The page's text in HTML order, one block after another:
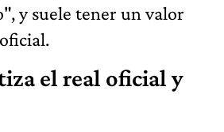
y suele tener un valor
el real oficial y